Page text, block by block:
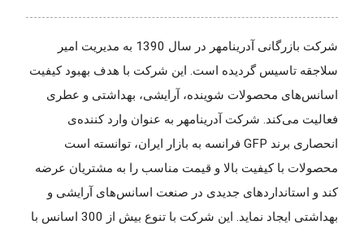
شرکت بازرگانی آدرینامهر در سال 1390 به مدیریت امیر
سلاجقه تاسیس گردیده است. این شرکت با هدف بهبود کیفیت
اسانس‌های محصولات شوینده، آرایشی، بهداشتی و عطری
فعالیت می‌کند. شرکت آدرینامهر به عنوان وارد کننده‌ی
انحصاری برند GFP فرانسه به بازار ایران، توانسته است
محصولات با کیفیت بالا و قیمت مناسب را به مشتریان عرضه
کند و استانداردهای جدیدی در صنعت اسانس‌های آرایشی و
بهداشتی ایجاد نماید. این شرکت با تنوع بیش از 300 اسانس با